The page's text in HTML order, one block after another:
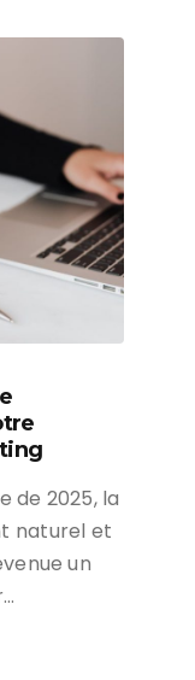
de 2025, la
naturel et
un